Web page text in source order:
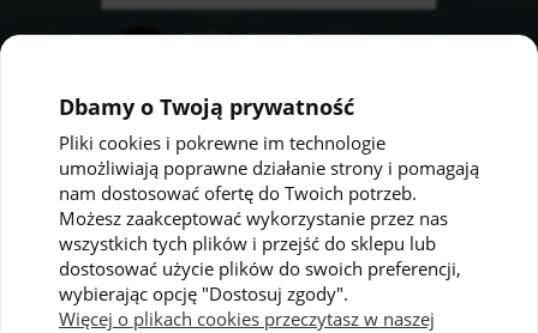
Pomoc
Polityka prywatności
Regulaminy
Kontakt
Moje konto
Twoje zamówienia
Ustawienia konta
Przechowalnia
Dbamy o Twoją prywatność
Pliki cookies i pokrewne im technologie
umożliwiają poprawne działanie strony i pomagają
nam dostosować ofertę do Twoich potrzeb.
Możesz zaakceptować wykorzystanie przez nas
wszystkich tych plików i przejść do sklepu lub
dostosować użycie plików do swoich preferencji,
wybierając opcję "Dostosuj zgody".
Więcej o plikach cookies przeczytasz w naszej